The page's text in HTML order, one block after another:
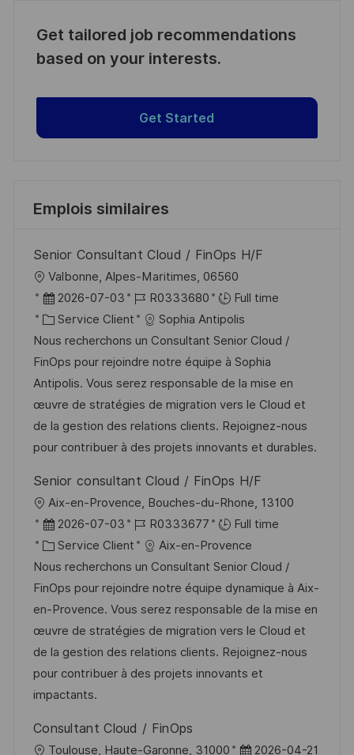
Get tailored job recommendations
based on your interests.
Get Started
Emplois similaires
Senior Consultant Cloud / FinOps H/F
o
c
a
l
i
s
a
t
o
n
Valbonne, Alpes-Maritimes, 06560
D
a
t
e
d
’
a
f
i
c
h
a
g
e
2026-07-03
R
é
f
é
r
e
n
c
d
u
p
o
s
t
e
R0333680
Full time
C
a
t
é
g
o
r
e
Service Client
Sophia Antipolis
Nous recherchons un Consultant Senior Cloud /
FinOps pour rejoindre notre équipe à Sophia
Antipolis. Vous serez responsable de la mise en
œuvre de stratégies de migration vers le Cloud et
de la gestion des relations clients. Rejoignez-nous
pour contribuer à des projets innovants et durables.
Senior consultant Cloud / FinOps H/F
o
c
a
l
i
s
a
t
i
n
Aix-en-Provence, Bouches-du-Rhone, 13100
D
a
t
e
d
’
a
f
f
c
2026-07-03
R
é
f
é
r
e
n
c
u
R0333677
Full time
C
a
t
é
g
o
r
i
Service Client
Aix-en-Provence
Nous recherchons un Consultant Senior Cloud /
FinOps pour rejoindre notre équipe dynamique à Aix-
en-Provence. Vous serez responsable de la mise en
œuvre de stratégies de migration vers le Cloud et
de la gestion des relations clients. Rejoignez-nous
pour contribuer à des projets innovants et
impactants.
Consultant Cloud / FinOps
Toulouse, Haute-Garonne, 31000
D 2026-04-21